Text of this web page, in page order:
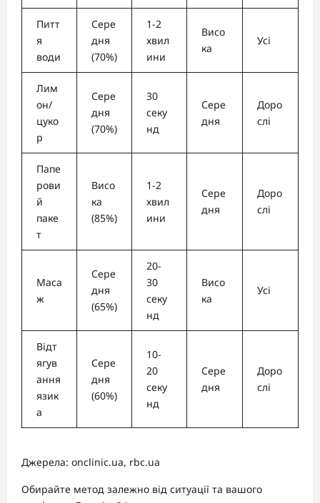
Питт
я
води
Сере
дня
(70%)
1-2
хвил
ини
Висо
ка
Усі
Лим
он/
цуко
р
Сере
дня
(70%)
30
секу
нд
Сере
дня
Доро
слі
Папе
рови
й
паке
т
Висо
ка
(85%)
1-2
хвил
ини
Сере
дня
Доро
слі
Маса
ж
Сере
дня
(65%)
20-
30
секу
нд
Висо
ка
Усі
Відт
ягув
ання
язик
а
Сере
дня
(60%)
10-
20
секу
нд
Сере
дня
Доро
слі
Джерела: onclinic.ua, rbc.ua
Обирайте метод залежно від ситуації та вашого